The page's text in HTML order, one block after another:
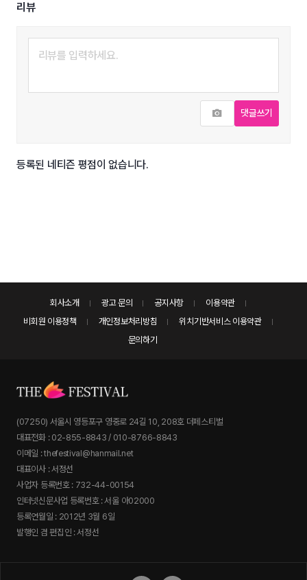
리뷰
사진추가
댓글쓰기
등록된 네티즌 평점이 없습니다.
회사소개 광고 문의 공지사항
이용약관
비회원 이용정책
개인정보처리방침
위치기반서비스 이용약관
문의하기
(07250) 서울시 영등포구 영중로 24길 10, 208호 더페스티벌
대표전화 : 02-855-8843 / 010-8766-8843
이메일 : thefestival@hanmail.net
대표이사 : 서정선
사업자 등록번호 : 732-44-00154
인터넷신문사업 등록번호 : 서울 아02000
등록연월일 : 2012년 3월 6일
발행인 겸 편집인 : 서정선